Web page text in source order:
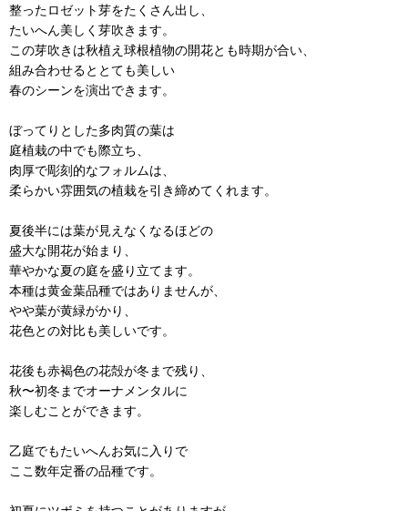
整ったロゼット芽をたくさん出し、
たいへん美しく芽吹きます。
この芽吹きは秋植え球根植物の開花とも時期が合い、
組み合わせるととても美しい
春のシーンを演出できます。
ぼってりとした多肉質の葉は
庭植栽の中でも際立ち、
肉厚で彫刻的なフォルムは、
柔らかい雰囲気の植栽を引き締めてくれます。
夏後半には葉が見えなくなるほどの
盛大な開花が始まり、
華やかな夏の庭を盛り立てます。
本種は黄金葉品種ではありませんが、
やや葉が黄緑がかり、
花色との対比も美しいです。
花後も赤褐色の花殻が冬まで残り、
秋〜初冬までオーナメンタルに
楽しむことができます。
乙庭でもたいへんお気に入りで
ここ数年定番の品種です。